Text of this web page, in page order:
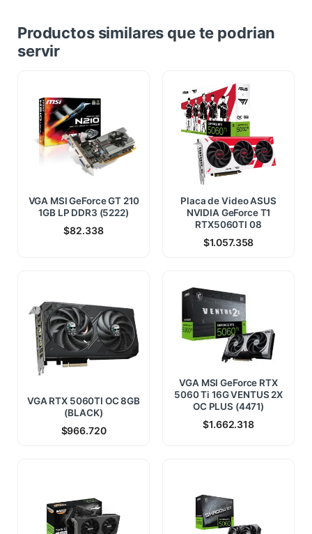
Productos similares que te podrian
servir
VGA MSI GeForce GT 210
1GB LP DDR3 (5222)
$82.338
Placa de Video ASUS
NVIDIA GeForce T1
RTX5060TI 08
$1.057.358
VGA RTX 5060TI OC 8GB
(BLACK)
$966.720
VGA MSI GeForce RTX
5060 Ti 16G VENTUS 2X
OC PLUS (4471)
$1.662.318